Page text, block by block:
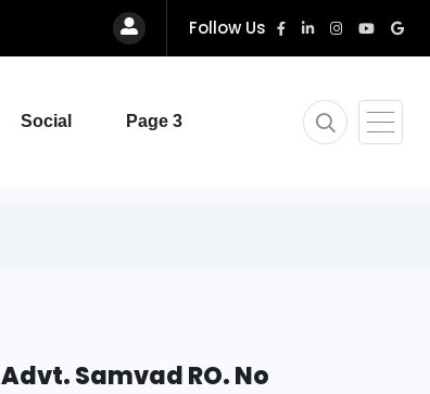
Follow Us
Social Page 3
Advt. Samvad RO. No